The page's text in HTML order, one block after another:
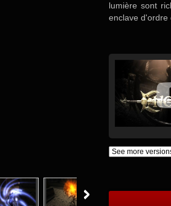
lumière sont
enclave d'ordre